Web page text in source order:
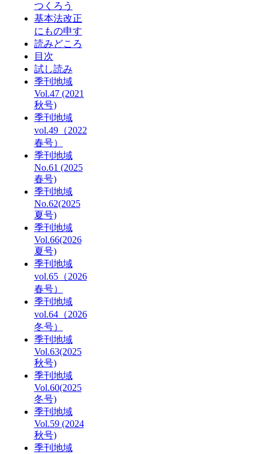
つくろう
基本法改正
にもの申す
読みどころ
目次
試し読み
季刊地域
Vol.47 (2021
秋号)
季刊地域
vol.49（2022
春号）
季刊地域
No.61 (2025
春号)
季刊地域
No.62(2025
夏号)
季刊地域
Vol.66(2026
夏号)
季刊地域
vol.65（2026
春号）
季刊地域
vol.64（2026
冬号）
季刊地域
Vol.63(2025
秋号)
季刊地域
Vol.60(2025
冬号)
季刊地域
Vol.59 (2024
秋号)
季刊地域